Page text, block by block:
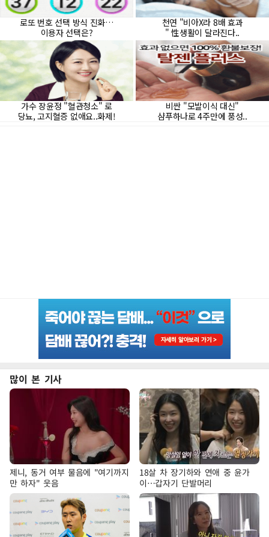
많이 본 기사
제니, 동거 여부 물음에 "여기까지
만 하자" 웃음
18살 차 장기하와 연애 중 윤가
이…갑자기 단발머리